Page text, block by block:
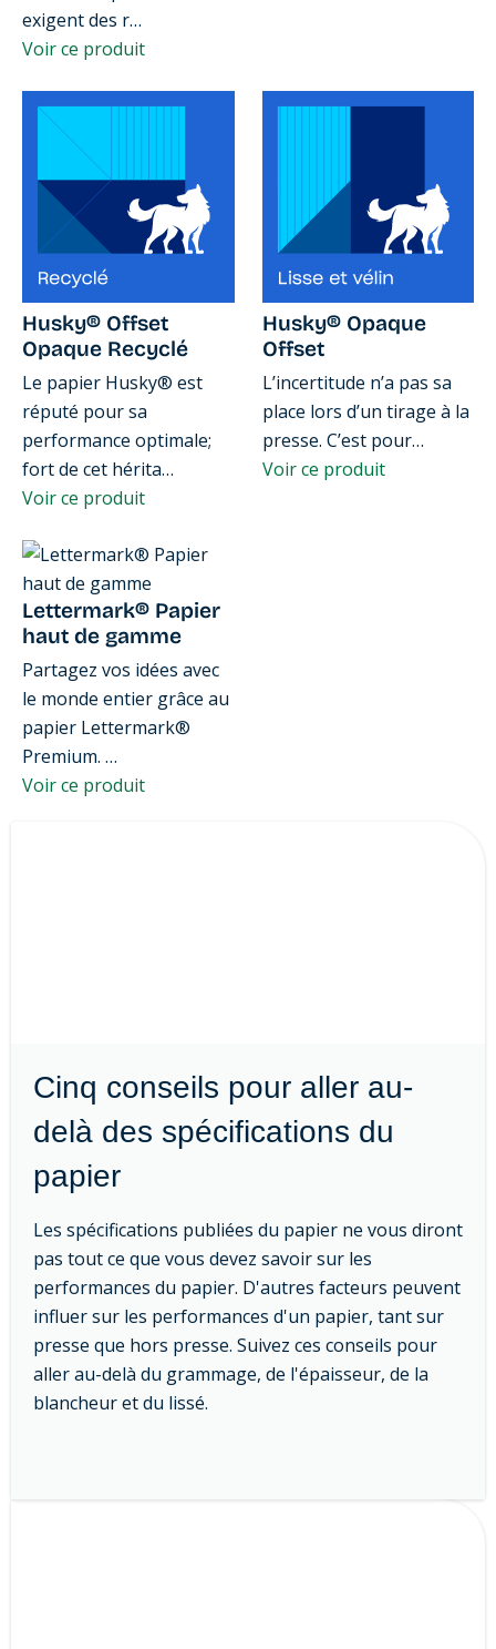
exigent des r…
Voir ce produit
Husky® Offset
Opaque Recyclé
Le papier Husky® est
réputé pour sa
performance optimale;
fort de cet hérita…
Voir ce produit
Husky® Opaque
Offset
L’incertitude n’a pas sa
place lors d’un tirage à la
presse. C’est pour…
Voir ce produit
Lettermark® Papier
haut de gamme
Partagez vos idées avec
le monde entier grâce au
papier Lettermark®
Premium. …
Voir ce produit
Cinq conseils pour aller au-
delà des spécifications du
papier
Les spécifications publiées du papier ne vous diront
pas tout ce que vous devez savoir sur les
performances du papier. D'autres facteurs peuvent
influer sur les performances d'un papier, tant sur
presse que hors presse. Suivez ces conseils pour
aller au-delà du grammage, de l'épaisseur, de la
blancheur et du lissé.